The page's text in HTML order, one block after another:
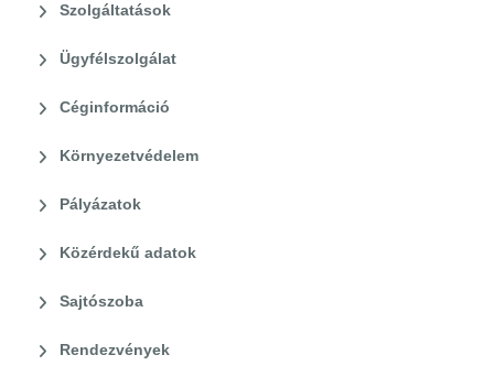
Szolgáltatások
Ügyfélszolgálat
Céginformáció
Környezetvédelem
Pályázatok
Közérdekű adatok
Sajtószoba
Rendezvények